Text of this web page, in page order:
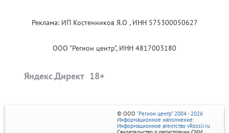
Реклама: ИП Костенников Я.О , ИНН 575300050627
ООО "Регион центр", ИНН 4817003180
Яндекс.Директ
© ООО "Регион центр" 2004 - 2026
Информационное наполнение:
Информационное агентство vRossii.ru